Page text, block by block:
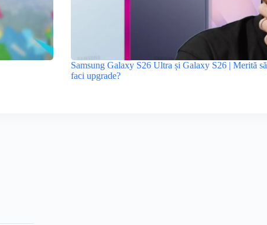
Samsung Galaxy S26 Ultra și Galaxy S26 | Merită să
faci upgrade?